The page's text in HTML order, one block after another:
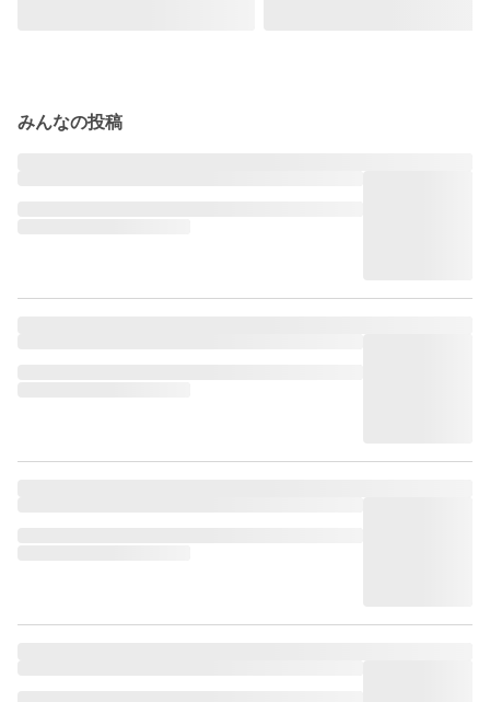
みんなの投稿